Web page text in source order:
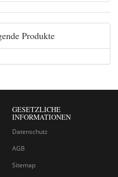
Produkte
GESETZLICHE
INFORMATIONEN
Datenschutz
AGB
Sitemap